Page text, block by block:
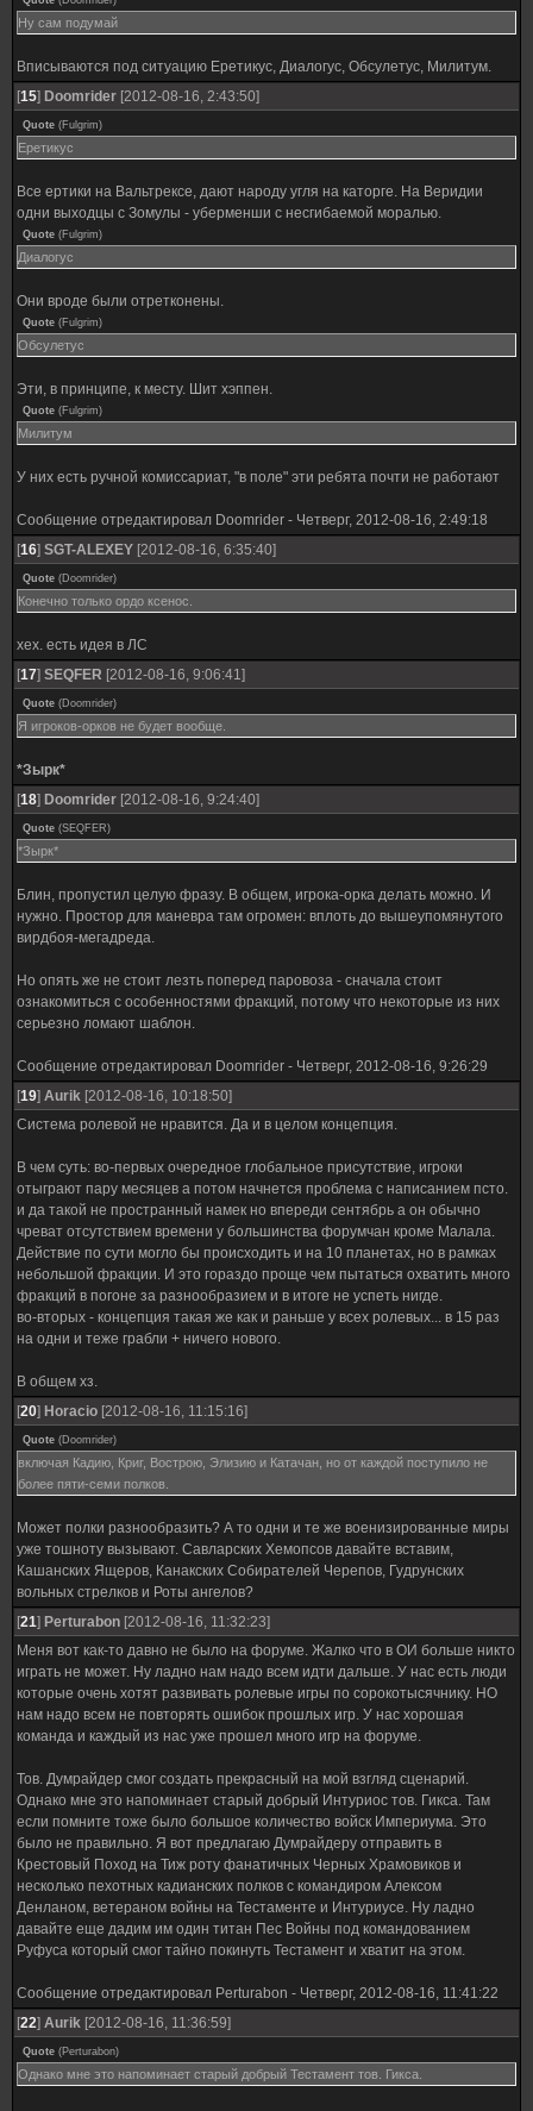
Ну сам подумай
Вписываются под ситуацию Еретикус, Диалогус, Обсулетус, Милитум.
[15] Doomrider [2012-08-16, 2:43:50]
Quote (Fulgrim)
Еретикус
Все ертики на Вальтрексе, дают народу угля на каторге. На Веридии
одни выходцы с Зомулы - уберменши с несгибаемой моралью.
Quote (Fulgrim)
Диалогус
Они вроде были отретконены.
Quote (Fulgrim)
Обсулетус
Эти, в принципе, к месту. Шит хэппен.
Quote (Fulgrim)
Милитум
У них есть ручной комиссариат, "в поле" эти ребята почти не работают
Сообщение отредактировал Doomrider - Четверг, 2012-08-16, 2:49:18
[16] SGT-ALEXEY [2012-08-16, 6:35:40]
Quote (Doomrider)
Конечно только ордо ксенос.
хех. есть идея в ЛС
[17] SEQFER [2012-08-16, 9:06:41]
Quote (Doomrider)
Я игроков-орков не будет вообще.
*Зырк*
[18] Doomrider [2012-08-16, 9:24:40]
Quote (SEQFER)
*Зырк*
Блин, пропустил целую фразу. В общем, игрока-орка делать можно. И
нужно. Простор для маневра там огромен: вплоть до вышеупомянутого
вирдбоя-мегадреда.
Но опять же не стоит лезть поперед паровоза - сначала стоит
ознакомиться с особенностями фракций, потому что некоторые из них
серьезно ломают шаблон.
Сообщение отредактировал Doomrider - Четверг, 2012-08-16, 9:26:29
[19] Aurik [2012-08-16, 10:18:50]
Система ролевой не нравится. Да и в целом концепция.
В чем суть: во-первых очередное глобальное присутствие, игроки
отыграют пару месяцев а потом начнется проблема с написанием псто.
и да такой не пространный намек но впереди сентябрь а он обычно
чреват отсутствием времени у большинства форумчан кроме Малала.
Действие по сути могло бы происходить и на 10 планетах, но в рамках
небольшой фракции. И это гораздо проще чем пытаться охватить много
фракций в погоне за разнообразием и в итоге не успеть нигде.
во-вторых - концепция такая же как и раньше у всех ролевых... в 15 раз
на одни и теже грабли + ничего нового.
В общем хз.
[20] Horacio [2012-08-16, 11:15:16]
Quote (Doomrider)
включая Кадию, Криг, Вострою, Элизию и Катачан, но от каждой поступило не
более пяти-семи полков.
Может полки разнообразить? А то одни и те же военизированные миры
уже тошноту вызывают. Савларских Хемопсов давайте вставим,
Кашанских Ящеров, Канакских Собирателей Черепов, Гудрунских
вольных стрелков и Роты ангелов?
[21] Perturabon [2012-08-16, 11:32:23]
Меня вот как-то давно не было на форуме. Жалко что в ОИ больше никто
играть не может. Ну ладно нам надо всем идти дальше. У нас есть люди
которые очень хотят развивать ролевые игры по сорокотысячнику. НО
нам надо всем не повторять ошибок прошлых игр. У нас хорошая
команда и каждый из нас уже прошел много игр на форуме.
Тов. Думрайдер смог создать прекрасный на мой взгляд сценарий.
Однако мне это напоминает старый добрый Интуриос тов. Гикса. Там
если помните тоже было большое количество войск Империума. Это
было не правильно. Я вот предлагаю Думрайдеру отправить в
Крестовый Поход на Тиж роту фанатичных Черных Храмовиков и
несколько пехотных кадианских полков с командиром Алексом
Денланом, ветераном войны на Тестаменте и Интуриусе. Ну ладно
давайте еще дадим им один титан Пес Войны под командованием
Руфуса который смог тайно покинуть Тестамент и хватит на этом.
Сообщение отредактировал Perturabon - Четверг, 2012-08-16, 11:41:22
[22] Aurik [2012-08-16, 11:36:59]
Quote (Perturabon)
Однако мне это напоминает старый добрый Тестамент тов. Гикса.